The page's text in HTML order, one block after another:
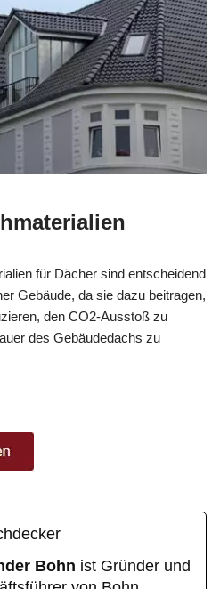
für Dächer sind entscheidend
Gebäude, da sie dazu beitragen,
den CO2-Ausstoß zu
des Gebäudedachs zu
Bohn ist Gründer und